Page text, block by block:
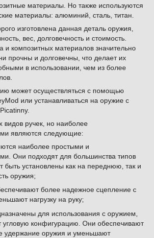
материалы. Но также используются
материалы: алюминий, сталь, титан.
изготовлена данная деталь оружия,
вес, долговечность и стоимость.
и композитных материалов значительно
прочны и долговечны, что делает их
в использовании, чем из более
может осуществляться с помощью
или устанавливаться на оружие с
видов ручек, но наиболее
являются следующие:
наиболее простыми и
Они подходят для большинства типов
быть установлены как на переднюю, так и
оружия;
более надежное сцепление с
нагрузку на руку;
для использования с оружием,
угловую конфигурацию. Они обеспечивают
удержание оружия и уменьшают